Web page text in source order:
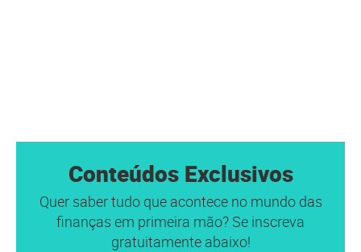
Conteúdos Exclusivos
Quer saber tudo que acontece no mundo das
finanças em primeira mão? Se inscreva
gratuitamente abaixo!